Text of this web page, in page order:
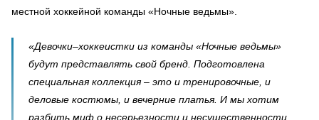
местной хоккейной команды «Ночные ведьмы».
«Девочки–хоккеистки из команды «Ночные ведьмы»
будут представлять свой бренд. Подготовлена
специальная коллекция – это и тренировочные, и
деловые костюмы, и вечерние платья. И мы хотим
разбить миф о несерьезности и несущественности